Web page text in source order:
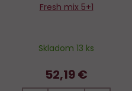
Fresh mix 5+1
Skladom 13 ks
52,19 €